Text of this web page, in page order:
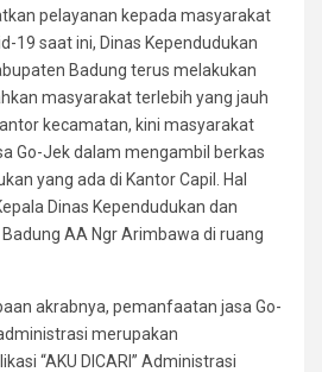
pelayanan kepada masyarakat
19 saat ini, Dinas Kependudukan
Badung terus melakukan
masyarakat terlebih yang jauh
kecamatan, kini masyarakat
Go-Jek dalam mengambil berkas
yang ada di Kantor Capil. Hal
Dinas Kependudukan dan
AA Ngr Arimbawa di ruang
akrabnya, pemanfaatan jasa Go-
merupakan
“AKU DICARI” Administrasi